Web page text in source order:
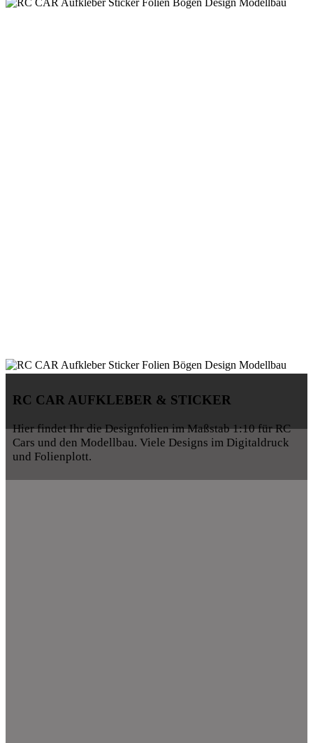
RC CAR AUFKLEBER & STICKER
Hier findet Ihr die Designfolien im Maßstab 1:10 für RC
Cars und den Modellbau. Viele Designs im Digitaldruck
und Folienplott.